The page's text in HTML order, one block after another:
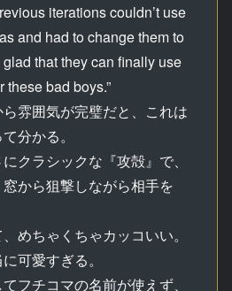
iterations couldn’t use
and had to change them to
glad that they can finally use
bad boys.”
雰囲気が完璧だと、これは
分かる。
クラシックな『攻殻』で、
から狙撃しながら相手を
めちゃくちゃカッコいい。
可愛すぎる。
フチコマの名前が使えず、